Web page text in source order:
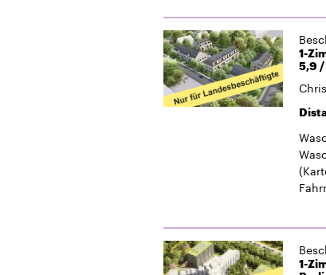
1-
5,9 /
1-